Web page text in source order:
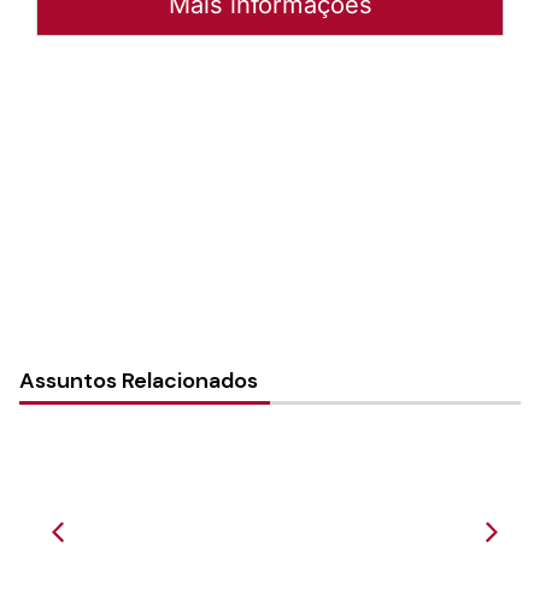
Assuntos Relacionados